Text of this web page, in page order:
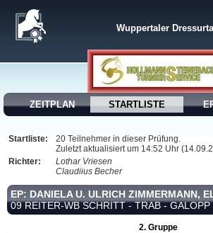
Wuppertaler
ZEITPLAN STARTLISTE
Startliste:
20 Teilnehmer in dieser Prüfung.
Zuletzt aktualisiert um 14:52 Uhr
Richter:
Lothar Vriesen
Claudiius Becher
EP: DANIELA U. ULRICH ZIMMERMANN,
09 REITER-WB SCHRITT - TRAB - GALOPP
2. Gruppe